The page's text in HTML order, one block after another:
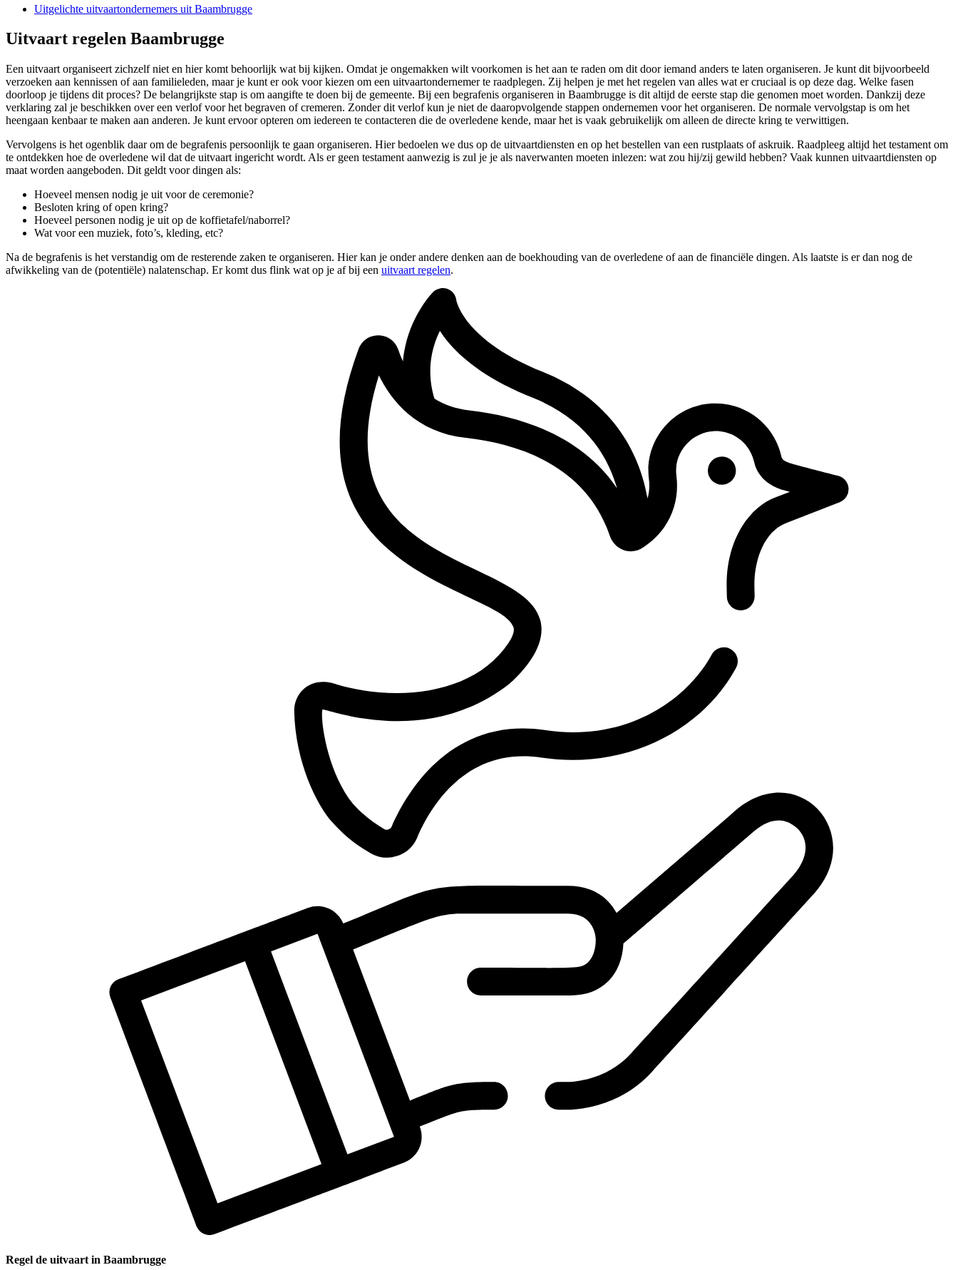
Uitgelichte uitvaartondernemers uit Baambrugge
Uitvaart regelen Baambrugge
Een uitvaart organiseert zichzelf niet en hier komt behoorlijk wat bij kijken. Omdat je ongemakken wilt voorkomen is het aan te raden om dit door iemand anders te laten organiseren. Je kunt dit bijvoorbeeld
verzoeken aan kennissen of aan familieleden, maar je kunt er ook voor kiezen om een uitvaartondernemer te raadplegen. Zij helpen je met het regelen van alles wat er cruciaal is op deze dag. Welke fasen
doorloop je tijdens dit proces? De belangrijkste stap is om aangifte te doen bij de gemeente. Bij een begrafenis organiseren in Baambrugge is dit altijd de eerste stap die genomen moet worden. Dankzij deze
verklaring zal je beschikken over een verlof voor het begraven of cremeren. Zonder dit verlof kun je niet de daaropvolgende stappen ondernemen voor het organiseren. De normale vervolgstap is om het
heengaan kenbaar te maken aan anderen. Je kunt ervoor opteren om iedereen te contacteren die de overledene kende, maar het is vaak gebruikelijk om alleen de directe kring te verwittigen.
Vervolgens is het ogenblik daar om de begrafenis persoonlijk te gaan organiseren. Hier bedoelen we dus op de uitvaartdiensten en op het bestellen van een rustplaats of askruik. Raadpleeg altijd het testament om
te ontdekken hoe de overledene wil dat de uitvaart ingericht wordt. Als er geen testament aanwezig is zul je je als naverwanten moeten inlezen: wat zou hij/zij gewild hebben? Vaak kunnen uitvaartdiensten op
maat worden aangeboden. Dit geldt voor dingen als:
Hoeveel mensen nodig je uit voor de ceremonie?
Besloten kring of open kring?
Hoeveel personen nodig je uit op de koffietafel/naborrel?
Wat voor een muziek, foto’s, kleding, etc?
Na de begrafenis is het verstandig om de resterende zaken te organiseren. Hier kan je onder andere denken aan de boekhouding van de overledene of aan de financiële dingen. Als laatste is er dan nog de
afwikkeling van de (potentiële) nalatenschap. Er komt dus flink wat op je af bij een uitvaart regelen.
Regel de uitvaart in Baambrugge